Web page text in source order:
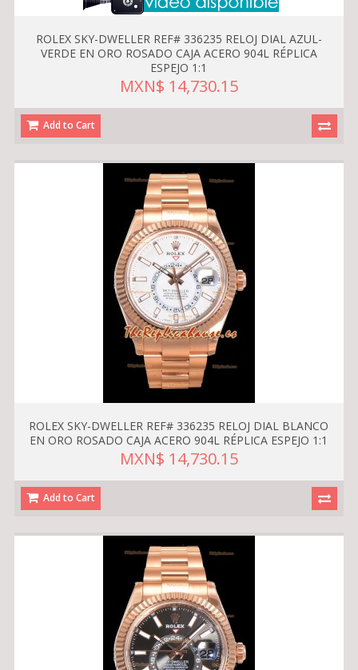
ROLEX SKY-DWELLER REF# 336235 RELOJ DIAL AZUL-
VERDE EN ORO ROSADO CAJA ACERO 904L RÉPLICA
ESPEJO 1:1
MXN$ 14,730.15
Add to Cart
ROLEX SKY-DWELLER REF# 336235 RELOJ DIAL BLANCO
EN ORO ROSADO CAJA ACERO 904L RÉPLICA ESPEJO 1:1
MXN$ 14,730.15
Add to Cart